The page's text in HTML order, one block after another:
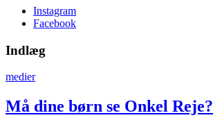
Instagram
Facebook
Indlæg
medier
Må dine børn se Onkel Reje?